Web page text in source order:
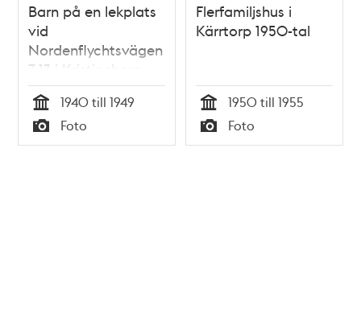
Barn på en lekplats
vid
Nordenflychtsvägen
7-13 i Kristineberg.
Stor ek centralt i
bilden
Tid
1940 till 1949
Typ
Foto
Flerfamiljshus i
Kärrtorp 1950-tal
Tid
1950 till 1955
Typ
Foto